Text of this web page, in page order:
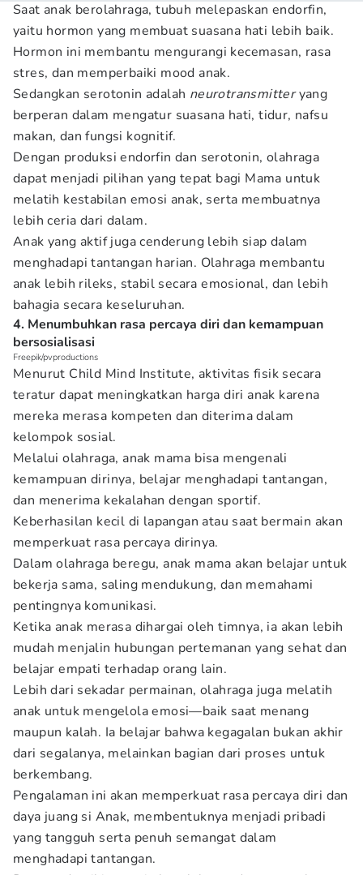
Saat anak berolahraga, tubuh melepaskan endorfin,
yaitu hormon yang membuat suasana hati lebih baik.
Hormon ini membantu mengurangi kecemasan, rasa
stres, dan memperbaiki mood anak.
Sedangkan serotonin adalah neurotransmitteryang
berperan dalam mengatur suasana hati, tidur, nafsu
makan, dan fungsi kognitif.
Dengan produksi endorfin dan serotonin, olahraga
dapat menjadi pilihan yang tepat bagi Mama untuk
melatih kestabilan emosi anak, serta membuatnya
lebih ceria dari dalam.
Anak yang aktif juga cenderung lebih siap dalam
menghadapi tantangan harian. Olahraga membantu
anak lebih rileks, stabil secara emosional, dan lebih
bahagia secara keseluruhan.
4. Menumbuhkan rasa percaya diri dan kemampuan
bersosialisasi
Freepik/pvproductions
Menurut Child Mind Institute, aktivitas fisik secara
teratur dapat meningkatkan harga diri anak karena
mereka merasa kompeten dan diterima dalam
kelompok sosial.
Melalui olahraga, anak mama bisa mengenali
kemampuan dirinya, belajar menghadapi tantangan,
dan menerima kekalahan dengan sportif.
Keberhasilan kecil di lapangan atau saat bermain akan
memperkuat rasa percaya dirinya.
Dalam olahraga beregu, anak mama akan belajar untuk
bekerja sama, saling mendukung, dan memahami
pentingnya komunikasi.
Ketika anak merasa dihargai oleh timnya, ia akan lebih
mudah menjalin hubungan pertemanan yang sehat dan
belajar empati terhadap orang lain.
Lebih dari sekadar permainan, olahraga juga melatih
anak untuk mengelola emosi—baik saat menang
maupun kalah. Ia belajar bahwa kegagalan bukan akhir
dari segalanya, melainkan bagian dari proses untuk
berkembang.
Pengalaman ini akan memperkuat rasa percaya diri dan
daya juang si Anak, membentuknya menjadi pribadi
yang tangguh serta penuh semangat dalam
menghadapi tantangan.